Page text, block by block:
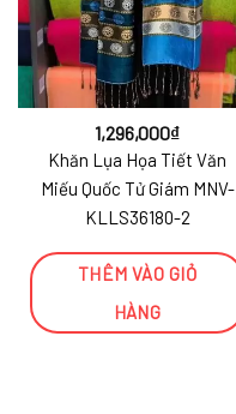
1,296,000₫
Khăn Lụa Họa Tiết Văn
Miếu Quốc Tử Giám MNV-
KLLS36180-2
THÊM VÀO GIỎ
HÀNG